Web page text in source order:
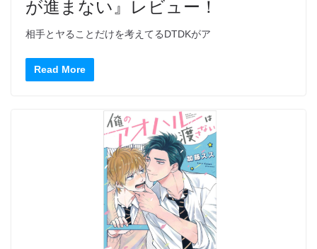
が進まない』レビュー！
相手とヤることだけを考えてるDTDKがア
Read More